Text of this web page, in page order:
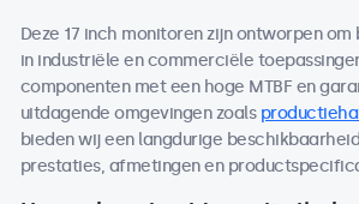
Deze 17 inch monitoren zijn ontworpen
in industriële en commerciële
componenten met een hoge MTBF en
uitdagende omgevingen zoals
bieden wij een langdurige
prestaties, afmetingen en